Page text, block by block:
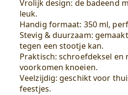
Vrolijk design: de badeend
leuk.
Handig formaat: 350 ml,
Stevig & duurzaam:
tegen een stootje kan.
Praktisch: schroefdeksel
voorkomen knoeien.
Veelzijdig: geschikt voor
feestjes.